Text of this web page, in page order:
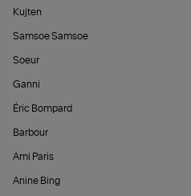
Kujten
Samsoe Samsoe
Soeur
Ganni
Éric Bompard
Barbour
Ami Paris
Anine Bing